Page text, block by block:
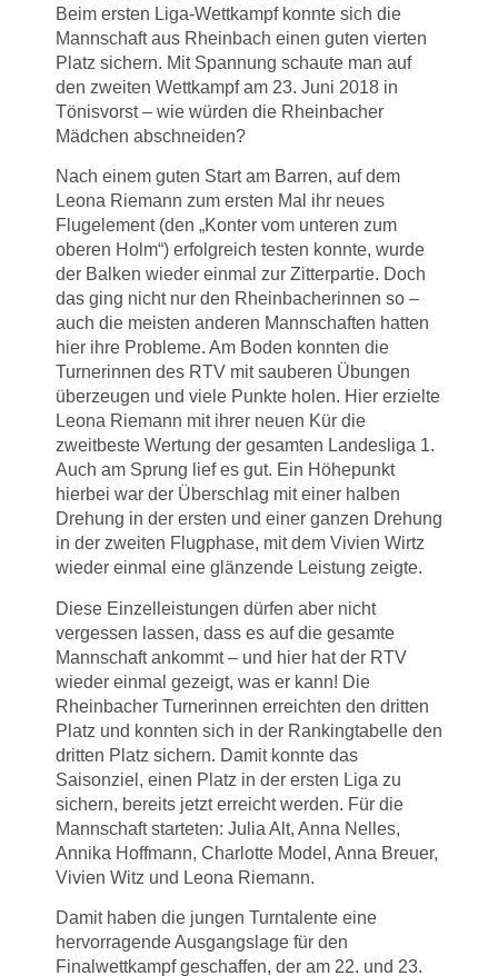
Beim ersten Liga-Wettkampf konnte sich die
Mannschaft aus Rheinbach einen guten vierten
Platz sichern. Mit Spannung schaute man auf
den zweiten Wettkampf am 23. Juni 2018 in
Tönisvorst – wie würden die Rheinbacher
Mädchen abschneiden?
Nach einem guten Start am Barren, auf dem
Leona Riemann zum ersten Mal ihr neues
Flugelement (den „Konter vom unteren zum
oberen Holm“) erfolgreich testen konnte, wurde
der Balken wieder einmal zur Zitterpartie. Doch
das ging nicht nur den Rheinbacherinnen so –
auch die meisten anderen Mannschaften hatten
hier ihre Probleme. Am Boden konnten die
Turnerinnen des RTV mit sauberen Übungen
überzeugen und viele Punkte holen. Hier erzielte
Leona Riemann mit ihrer neuen Kür die
zweitbeste Wertung der gesamten Landesliga 1.
Auch am Sprung lief es gut. Ein Höhepunkt
hierbei war der Überschlag mit einer halben
Drehung in der ersten und einer ganzen Drehung
in der zweiten Flugphase, mit dem Vivien Wirtz
wieder einmal eine glänzende Leistung zeigte.
Diese Einzelleistungen dürfen aber nicht
vergessen lassen, dass es auf die gesamte
Mannschaft ankommt – und hier hat der RTV
wieder einmal gezeigt, was er kann! Die
Rheinbacher Turnerinnen erreichten den dritten
Platz und konnten sich in der Rankingtabelle den
dritten Platz sichern. Damit konnte das
Saisonziel, einen Platz in der ersten Liga zu
sichern, bereits jetzt erreicht werden. Für die
Mannschaft starteten: Julia Alt, Anna Nelles,
Annika Hoffmann, Charlotte Model, Anna Breuer,
Vivien Witz und Leona Riemann.
Damit haben die jungen Turntalente eine
hervorragende Ausgangslage für den
Finalwettkampf geschaffen, der am 22. und 23.